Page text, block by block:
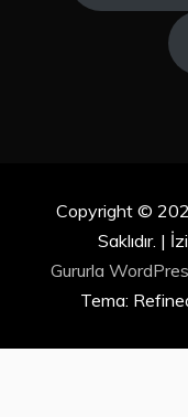
Copyright ©
Saklıdır. |
Gururla
Tema: